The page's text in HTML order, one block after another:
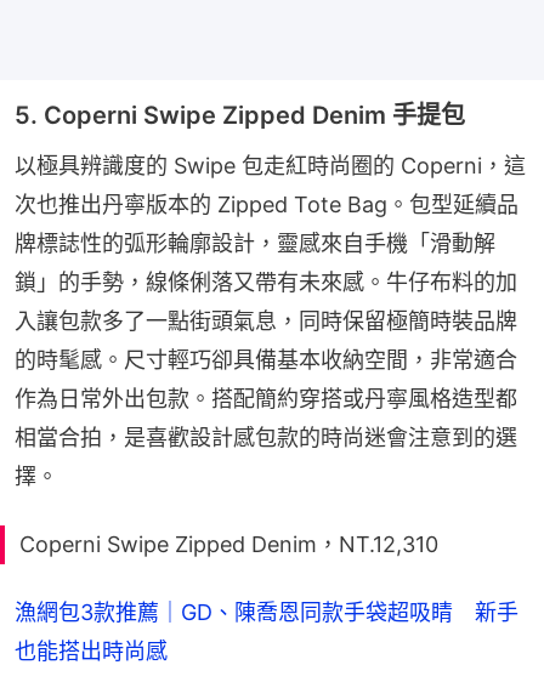
5. Coperni Swipe Zipped Denim 手提包
以極具辨識度的 Swipe 包走紅時尚圈的 Coperni，這
次也推出丹寧版本的 Zipped Tote Bag。包型延續品
牌標誌性的弧形輪廓設計，靈感來自手機「滑動解
鎖」的手勢，線條俐落又帶有未來感。牛仔布料的加
入讓包款多了一點街頭氣息，同時保留極簡時裝品牌
的時髦感。尺寸輕巧卻具備基本收納空間，非常適合
作為日常外出包款。搭配簡約穿搭或丹寧風格造型都
相當合拍，是喜歡設計感包款的時尚迷會注意到的選
擇。
Coperni Swipe Zipped Denim，NT.12,310
漁網包3款推薦｜GD、陳喬恩同款手袋超吸睛 新手
也能搭出時尚感